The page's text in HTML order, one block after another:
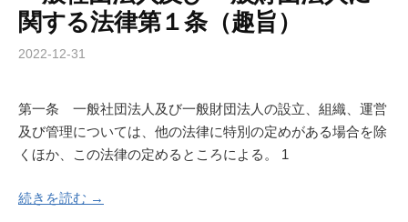
関する法律第１条（趣旨）
2022-12-31
第一条 一般社団法人及び一般財団法人の設立、組織、運営
及び管理については、他の法律に特別の定めがある場合を除
くほか、この法律の定めるところによる。 1
続きを読む →